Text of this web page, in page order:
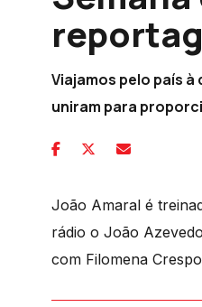
Viajamos pelo país
uniram para
João Amaral é
rádio o João
com Filomena